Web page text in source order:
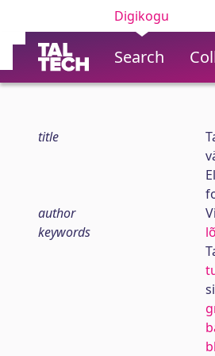
Digikogu
Search
title
author
keywords